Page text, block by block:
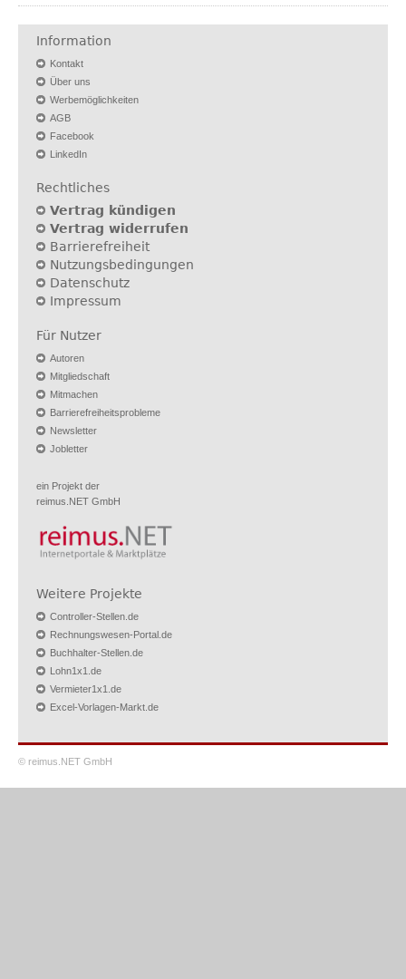
Information
Kontakt
Über uns
Werbemöglichkeiten
AGB
Facebook
LinkedIn
Rechtliches
Vertrag kündigen
Vertrag widerrufen
Barrierefreiheit
Nutzungsbedingungen
Datenschutz
Impressum
Für Nutzer
Autoren
Mitgliedschaft
Mitmachen
Barrierefreiheitsprobleme
Newsletter
Jobletter
ein Projekt der
reimus.NET GmbH
Weitere Projekte
Controller-Stellen.de
Rechnungswesen-Portal.de
Buchhalter-Stellen.de
Lohn1x1.de
Vermieter1x1.de
Excel-Vorlagen-Markt.de
© reimus.NET GmbH